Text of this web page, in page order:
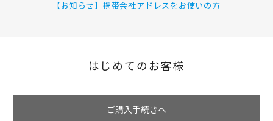
【お知らせ】携帯会社アドレスをお使いの方
はじめてのお客様
ご購入手続きへ